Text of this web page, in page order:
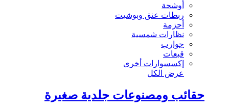
أوشحة
ربطات عنق وبوشيت
أحزمة
نظارات شمسية
جوارب
قبعات
إكسسوارات أخرى
عرض الكل
حقائب ومصنوعات جلدية صغيرة